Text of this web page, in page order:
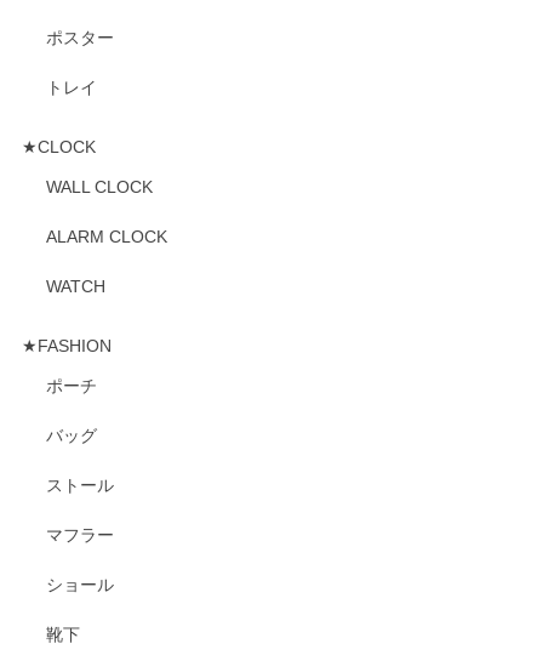
ポスター
トレイ
★CLOCK
WALL CLOCK
ALARM CLOCK
WATCH
★FASHION
ポーチ
バッグ
ストール
マフラー
ショール
靴下